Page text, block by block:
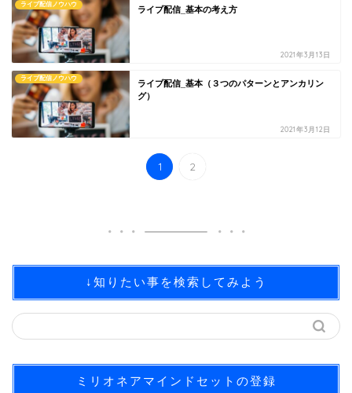
ライブ配信ノウハウ
ライブ配信_基本の考え方
2021年3月13日
ライブ配信ノウハウ
ライブ配信_基本（３つのパターンとアンカリン
グ）
2021年3月12日
1 2
↓知りたい事を検索してみよう
ミリオネアマインドセットの登録